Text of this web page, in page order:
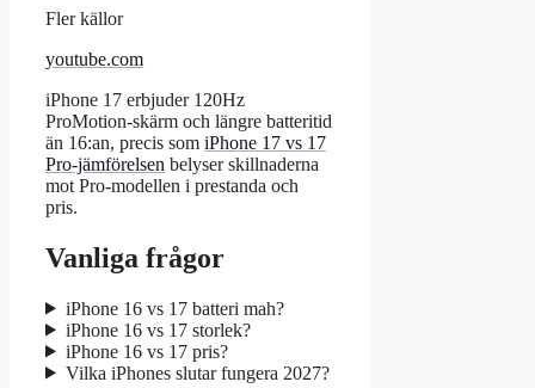
Fler källor
youtube.com
iPhone 17 erbjuder 120Hz
ProMotion-skärm och längre batteritid
än 16:an, precis som iPhone 17 vs 17
Pro-jämförelsen belyser skillnaderna
mot Pro-modellen i prestanda och
pris.
Vanliga frågor
iPhone 16 vs 17 batteri mah?
iPhone 16 vs 17 storlek?
iPhone 16 vs 17 pris?
Vilka iPhones slutar fungera 2027?